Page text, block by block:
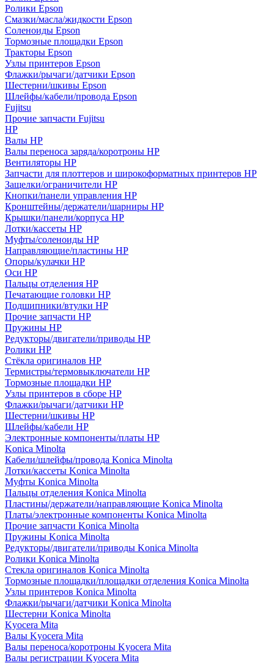
Ролики Epson
Смазки/масла/жидкости Epson
Соленоиды Epson
Тормозные площадки Epson
Тракторы Epson
Узлы принтеров Epson
Флажки/рычаги/датчики Epson
Шестерни/шкивы Epson
Шлейфы/кабели/провода Epson
Fujitsu
Прочие запчасти Fujitsu
HP
Валы HP
Валы переноса заряда/коротроны HP
Вентиляторы HP
Запчасти для плоттеров и широкоформатных принтеров HP
Защелки/ограничители HP
Кнопки/панели управления HP
Кронштейны/держатели/шарниры HP
Крышки/панели/корпуса HP
Лотки/кассеты HP
Муфты/соленоиды HP
Направляющие/пластины HP
Опоры/кулачки HP
Оси HP
Пальцы отделения HP
Печатающие головки HP
Подшипники/втулки HP
Прочие запчасти HP
Пружины HP
Редукторы/двигатели/приводы HP
Ролики HP
Стёкла оригиналов HP
Термистры/термовыключатели HP
Тормозные площадки HP
Узлы принтеров в сборе HP
Флажки/рычаги/датчики HP
Шестерни/шкивы HP
Шлейфы/кабели HP
Электронные компоненты/платы HP
Konica Minolta
Кабели/шлейфы/провода Konica Minolta
Лотки/кассеты Konica Minolta
Муфты Konica Minolta
Пальцы отделения Konica Minolta
Пластины/держатели/направляющие Konica Minolta
Платы/электронные компоненты Konica Minolta
Прочие запчасти Konica Minolta
Пружины Konica Minolta
Редукторы/двигатели/приводы Konica Minolta
Ролики Konica Minolta
Стекла оригиналов Konica Minolta
Тормозные площадки/площадки отделения Konica Minolta
Узлы принтеров Konica Minolta
Флажки/рычаги/датчики Konica Minolta
Шестерни Konica Minolta
Kyocera Mita
Валы Kyocera Mita
Валы переноса/коротроны Kyocera Mita
Валы регистрации Kyocera Mita